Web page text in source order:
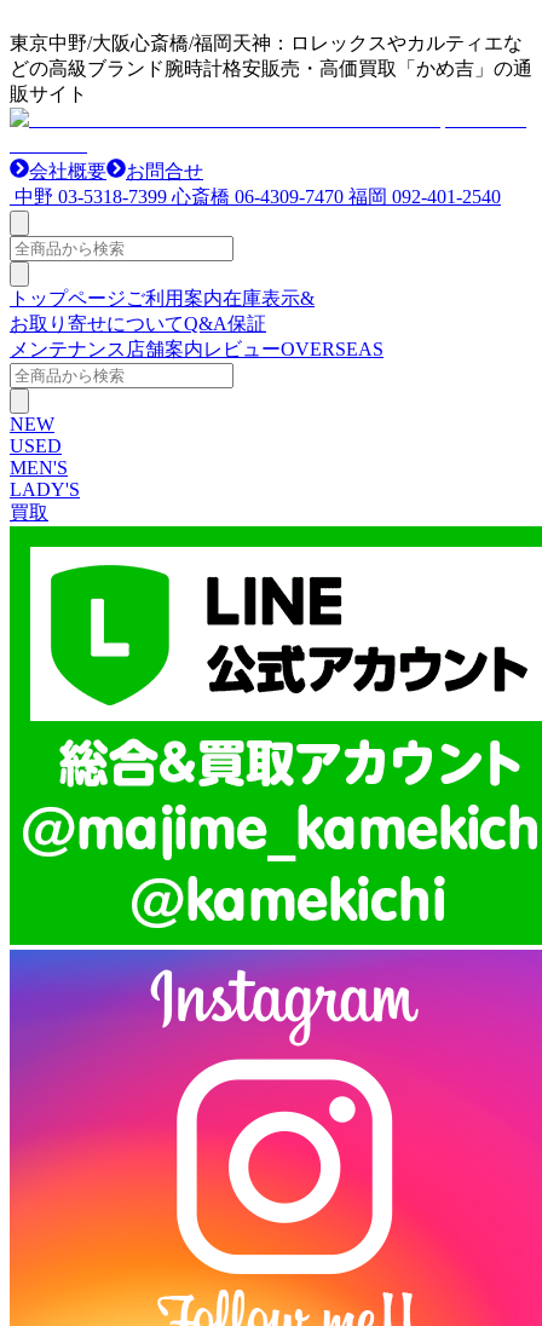
東京中野/大阪心斎橋/福岡天神：ロレックスやカルティエな
どの高級ブランド腕時計格安販売・高価買取「かめ吉」の通
販サイト
会社概要
お問合せ
中野 03-5318-7399 心斎橋 06-4309-7470 福岡 092-401-2540
トップページご利用案内在庫表示&
お取り寄せについてQ&A保証
メンテナンス 店舗案内レビューOVERSEAS
NEW
USED
MEN'S
LADY'S
買取